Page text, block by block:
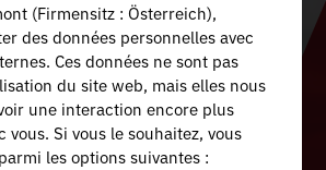
(Firmensitz : Österreich),
des données personnelles avec
Ces données ne sont pas
du site web, mais elles nous
une interaction encore plus
vous. Si vous le souhaitez, vous
les options suivantes :